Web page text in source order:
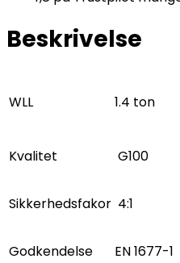
Beskrivelse
WLL 1.4 ton
Kvalitet G100
Sikkerhedsfakor 4:1
Godkendelse EN 1677-1